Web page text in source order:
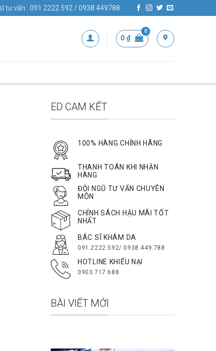
tư vấn : 091 2222 592 / 0938 449788
0₫
ED CAM KẾT
100% HÀNG CHÍNH HÃNG
THANH TOÁN KHI NHẬN
HÀNG
ĐỘI NGŨ TƯ VẤN CHUYÊN
MÔN
CHÍNH SÁCH HẬU MÃI TỐT
NHẤT
BÁC SĨ KHÁM DA
091.2222.592/ 0938.449.788
HOTLINE KHIẾU NẠI
0903.717.688
BÀI VIẾT MỚI